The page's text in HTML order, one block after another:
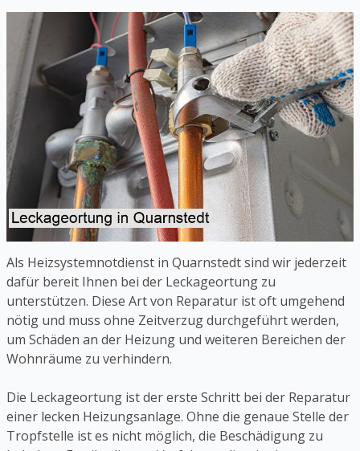
Als Heizsystemnotdienst in Quarnstedt sind wir jederzeit
dafür bereit Ihnen bei der Leckageortung zu
unterstützen. Diese Art von Reparatur ist oft umgehend
nötig und muss ohne Zeitverzug durchgeführt werden,
um Schäden an der Heizung und weiteren Bereichen der
Wohnräume zu verhindern.
Die Leckageortung ist der erste Schritt bei der Reparatur
einer lecken Heizungsanlage. Ohne die genaue Stelle der
Tropfstelle ist es nicht möglich, die Beschädigung zu